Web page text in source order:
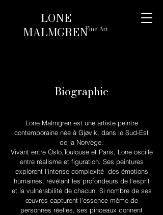
LONE
MALMGRENFine Art
Biographie
Lone Malmgren est une artiste peintre
contemporaine née à Gjøvik, dans le Sud-Est
de la Norvège.
Vivant entre Oslo,Toulouse et Paris, Lone oscille
entre réalisme et figuration. Ses peintures
explorent l'intense complexité des émotions
humaines, révélant les profondeurs de l'esprit
et la vulnérabilité de chacun. Si nombre de ses
œuvres capturent l'essence même de
personnes réelles, ses pinceaux donnent